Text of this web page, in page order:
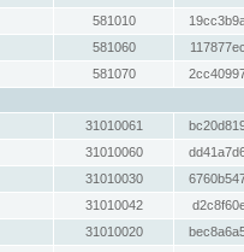
581010
581060
581070
31010061
31010060
31010030
31010042
31010020